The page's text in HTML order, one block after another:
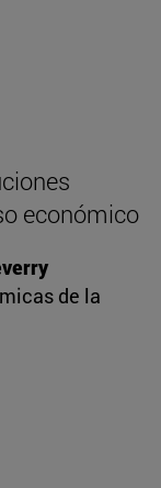
económico
de la